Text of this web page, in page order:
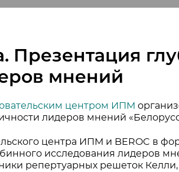
Презентация
мнений
центром ИПМ
лидеров мнений
центра ИПМ и BEROC в
исследования лидеров
репертуарных решеток Келли,